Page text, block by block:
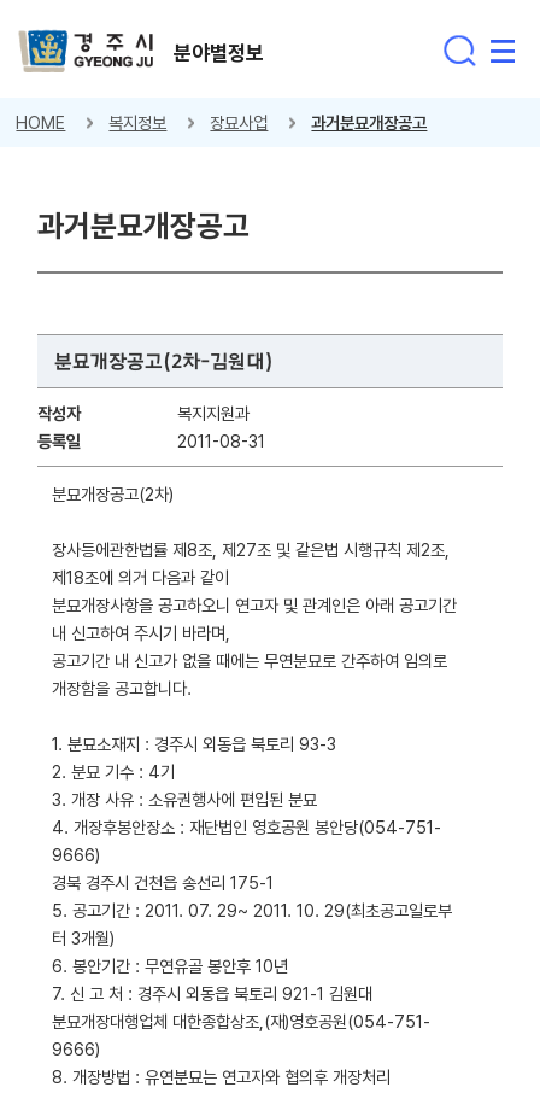
분야별정보
HOME 복지정보 장묘사업 과거분묘개장공고
과거분묘개장공고
분묘개장공고(2차-김원대)
작성자
복지지원과
등록일
2011-08-31
분묘개장공고(2차)
장사등에관한법률 제8조, 제27조 및 같은법 시행규칙 제2조,
제18조에 의거 다음과 같이
분묘개장사항을 공고하오니 연고자 및 관계인은 아래 공고기간
내 신고하여 주시기 바라며,
공고기간 내 신고가 없을 때에는 무연분묘로 간주하여 임의로
개장함을 공고합니다.
1. 분묘소재지 : 경주시 외동읍 북토리 93-3
2. 분묘 기수 : 4기
3. 개장 사유 : 소유권행사에 편입된 분묘
4. 개장후봉안장소 : 재단법인 영호공원 봉안당(054-751-
9666)
경북 경주시 건천읍 송선리 175-1
5. 공고기간 : 2011. 07. 29~ 2011. 10. 29(최초공고일로부
터 3개월)
6. 봉안기간 : 무연유골 봉안후 10년
7. 신 고 처 : 경주시 외동읍 북토리 921-1 김원대
분묘개장대행업체 대한종합상조,(재)영호공원(054-751-
9666)
8. 개장방법 : 유연분묘는 연고자와 협의후 개장처리